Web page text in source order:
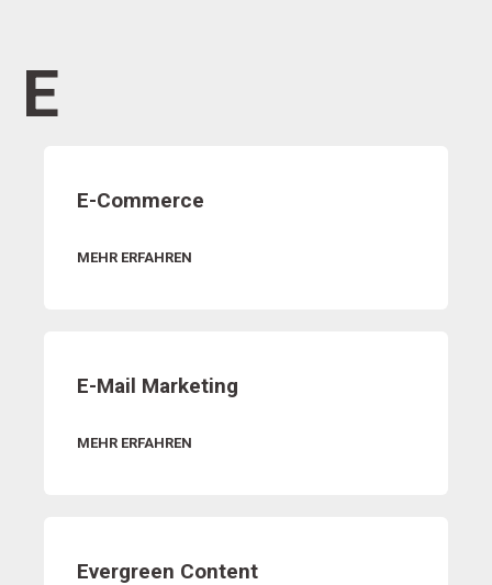
E
E-Commerce
MEHR ERFAHREN
E-Mail Marketing
MEHR ERFAHREN
Evergreen Content